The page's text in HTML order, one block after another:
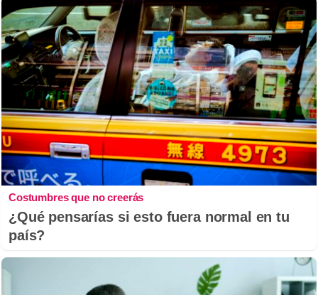
Costumbres que no creerás
¿Qué pensarías si esto fuera normal en tu
país?